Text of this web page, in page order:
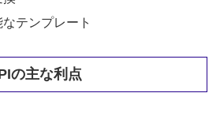
テンプレート
の主な利点